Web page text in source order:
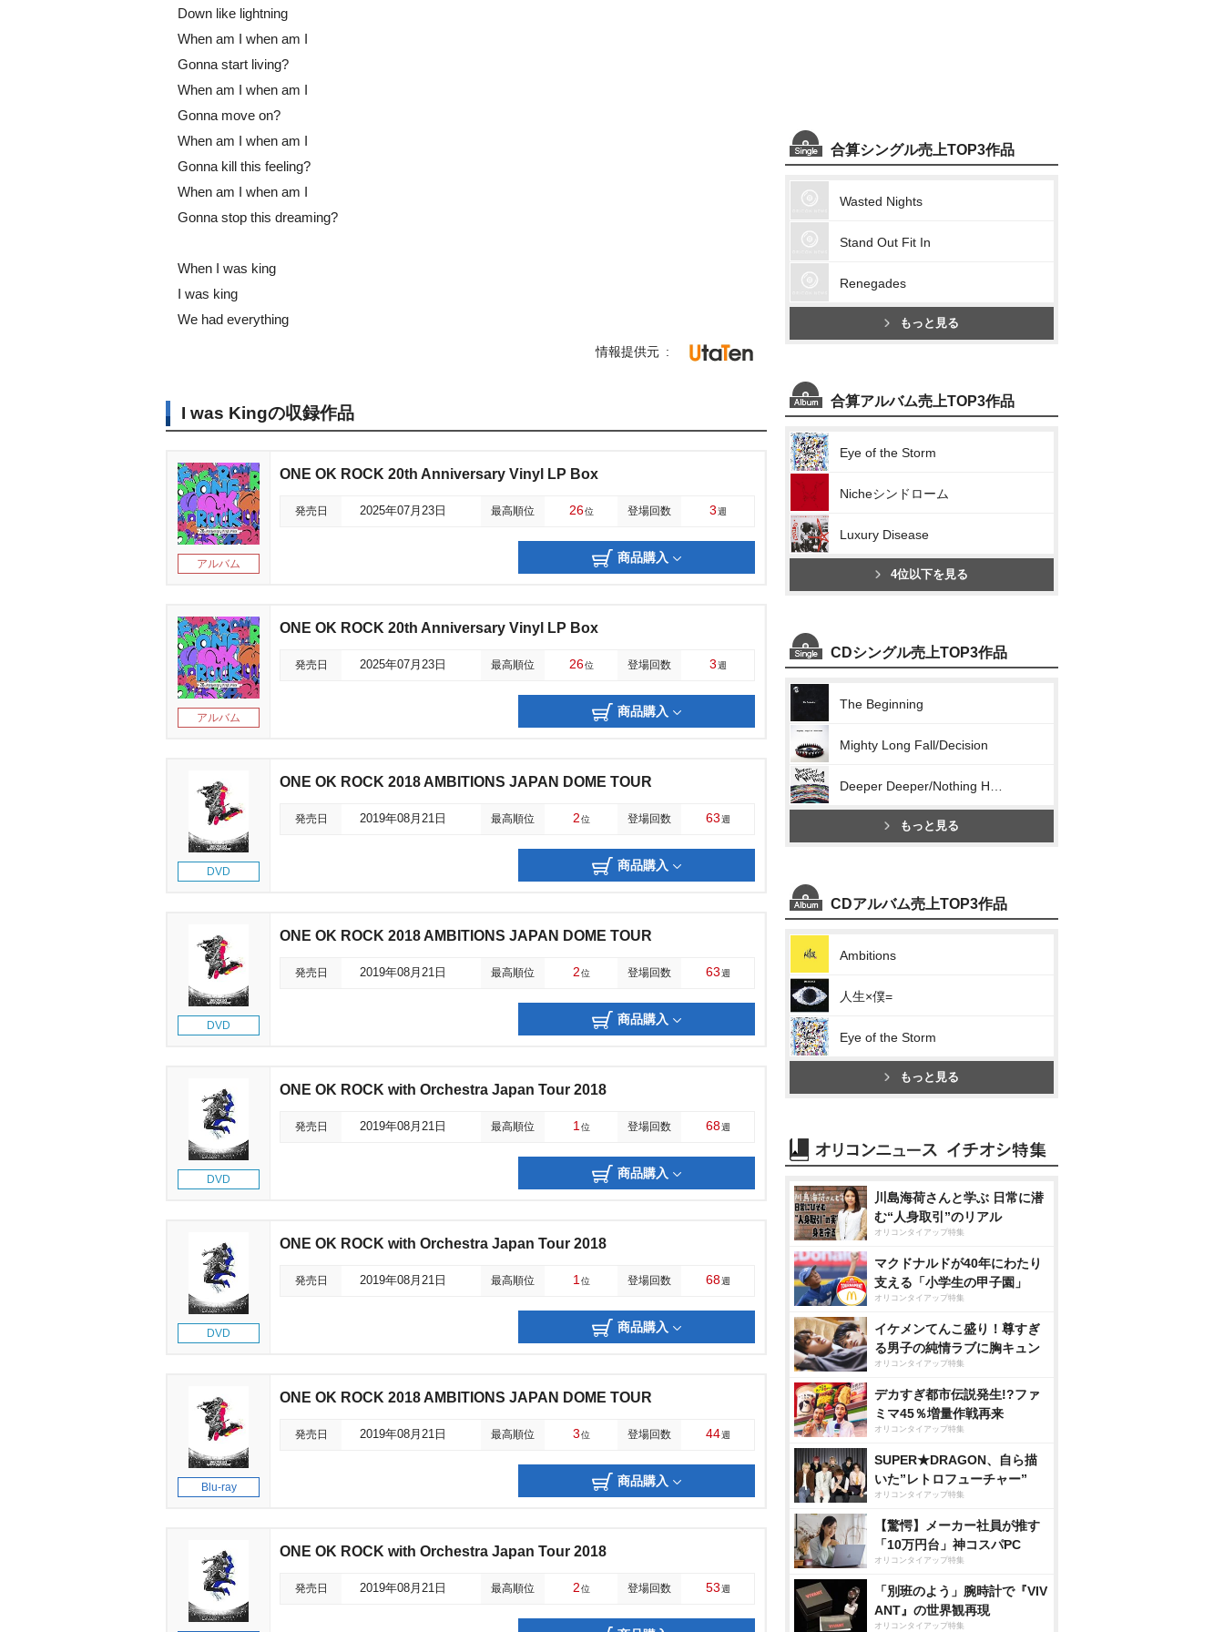
Down like lightning
When am I when am I
Gonna start living?
When am I when am I
Gonna move on?
When am I when am I
Gonna kill this feeling?
When am I when am I
Gonna stop this dreaming?
When I was king
I was king
We had everything
情報提供元
I was Kingの収録作品
アルバム
ONE OK ROCK 20th Anniversary Vinyl LP Box
発売日 2025年07月23日 最高順位 26位 登場回数 3週
商品購入
アルバム
ONE OK ROCK 20th Anniversary Vinyl LP Box
発売日 2025年07月23日 最高順位 26位 登場回数 3週
商品購入
DVD
ONE OK ROCK 2018 AMBITIONS JAPAN DOME TOUR
発売日 2019年08月21日 最高順位 2位 登場回数 63週
商品購入
DVD
ONE OK ROCK 2018 AMBITIONS JAPAN DOME TOUR
発売日 2019年08月21日 最高順位 2位 登場回数 63週
商品購入
DVD
ONE OK ROCK with Orchestra Japan Tour 2018
発売日 2019年08月21日 最高順位 1 位 登場回数 68週
商品購入
DVD
ONE OK ROCK with Orchestra Japan Tour 2018
発売日 2019年08月21日 最高順位 1 位 登場回数 68週
商品購入
Blu-ray
ONE OK ROCK 2018 AMBITIONS JAPAN DOME TOUR
発売日 2019年08月21日 最高順位 3位 登場回数 44週
商品購入
ONE OK ROCK with Orchestra Japan Tour 2018
発売日 2019年08月21日 最高順位 2位 登場回数 53週
合算シングル売上TOP3作品
Wasted Nights
Stand Out Fit In
Renegades
もっと見る
合算アルバム売上TOP3作品
Eye of the Storm
Nicheシンドローム
Luxury Disease
4位以下を見る
CDシングル売上TOP3作品
The Beginning
Mighty Long Fall/Decision
もっと見る
CDアルバム売上TOP3作品
Ambitions
人生×僕=
Eye of the Storm
もっと見る
川島海荷さんと学ぶ 日常に潜
む“人身取引”のリアル
オリコンタイアップ特集
マクドナルドが40年にわたり
支える「小学生の甲子園」
オリコンタイアップ特集
イケメンてんこ盛り！尊すぎ
る男子の純情ラブに胸キュン
オリコンタイアップ特集
デカすぎ都市伝説発生!?ファ
ミマ45％増量作戦再来
オリコンタイアップ特集
SUPER★DRAGON、自ら描
いた”レトロフューチャー”
オリコンタイアップ特集
【驚愕】メーカー社員が推す
「10万円台」神コスパPC
オリコンタイアップ特集
「別班のよう」腕時計で『VIV
ANT』の世界観再現
オリコンタイアップ特集